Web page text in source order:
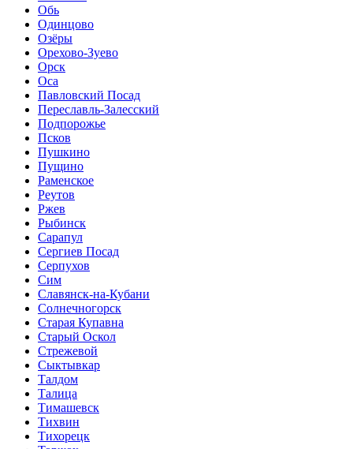
Обь
Одинцово
Озёры
Орехово-Зуево
Орск
Оса
Павловский Посад
Переславль-Залесский
Подпорожье
Псков
Пушкино
Пущино
Раменское
Реутов
Ржев
Рыбинск
Сарапул
Сергиев Посад
Серпухов
Сим
Славянск-на-Кубани
Солнечногорск
Старая Купавна
Старый Оскол
Стрежевой
Сыктывкар
Талдом
Талица
Тимашевск
Тихвин
Тихорецк